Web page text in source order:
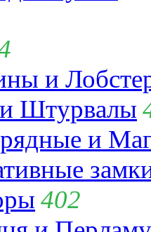
и
Штурвалы
и
402